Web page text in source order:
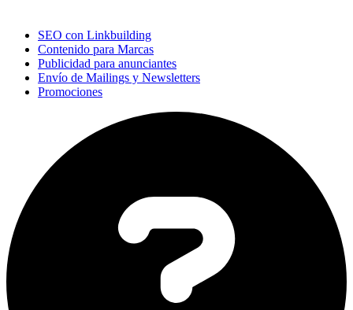
SEO con Linkbuilding
Contenido para Marcas
Publicidad para anunciantes
Envío de Mailings y Newsletters
Promociones